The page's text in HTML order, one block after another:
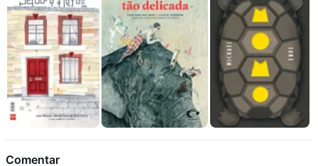
Comentar